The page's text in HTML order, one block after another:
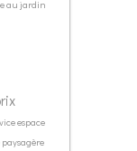
au jardin
espace